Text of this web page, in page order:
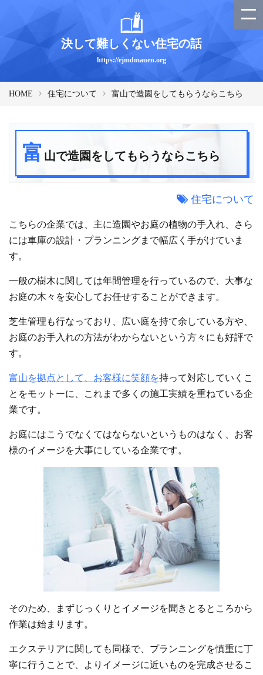
決して難しくない住宅の話
https://ejmdmauen.org
HOME 住宅について 富山で造園をしてもらうならこちら
富 山で造園をしてもらうならこちら
住宅について
こちらの企業では、主に造園やお庭の植物の手入れ、さら
には車庫の設計・プランニングまで幅広く手がけていま
す。
一般の樹木に関しては年間管理を行っているので、大事な
お庭の木々を安心してお任せすることができます。
芝生管理も行なっており、広い庭を持て余している方や、
お庭のお手入れの方法がわからないという方々にも好評で
す。
富山を拠点として、お客様に笑顔を持って対応していくこ
とをモットーに、これまで多くの施工実績を重ねている企
業です。
お庭にはこうでなくてはならないというものはなく、お客
様のイメージを大事にしている企業です。
そのため、まずじっくりとイメージを聞きとるところから
作業は始まります。
エクステリアに関しても同様で、プランニングを慎重に丁
寧に行うことで、よりイメージに近いものを完成させるこ